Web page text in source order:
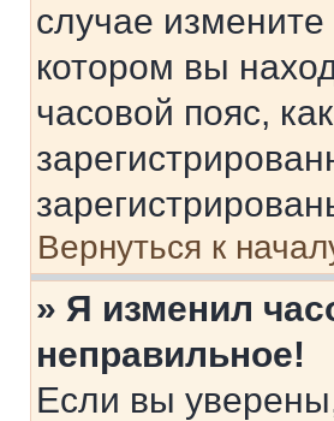
случае
котором вы
часовой пояс,
Вернуться к
» Я изменил
неправильное!
Если вы